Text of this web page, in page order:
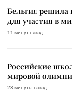
Бельгия решила
для участия в
11 минут назад
Российские
мировой
23 минуты назад